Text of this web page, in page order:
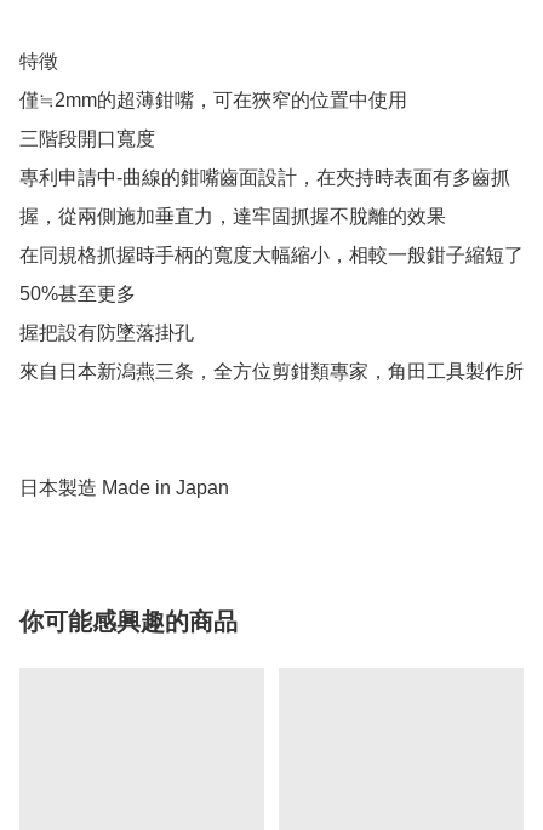
特徵
僅≒2mm的超薄鉗嘴，可在狹窄的位置中使用
三階段開口寬度
專利申請中-曲線的鉗嘴齒面設計，在夾持時表面有多齒抓
握，從兩側施加垂直力，達牢固抓握不脫離的效果
在同規格抓握時手柄的寬度大幅縮小，相較一般鉗子縮短了
50%甚至更多
握把設有防墜落掛孔
來自日本新潟燕三条，全方位剪鉗類專家，角田工具製作所
日本製造 Made in Japan
你可能感興趣的商品